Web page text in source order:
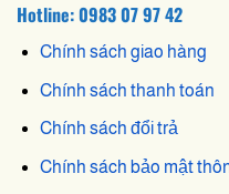
Hotline: 0983 07 97 42
Chính sách giao hàng
Chính sách thanh toán
Chính sách đổi trả
Chính sách bảo mật